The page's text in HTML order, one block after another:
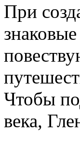
При
Чтобы
века,